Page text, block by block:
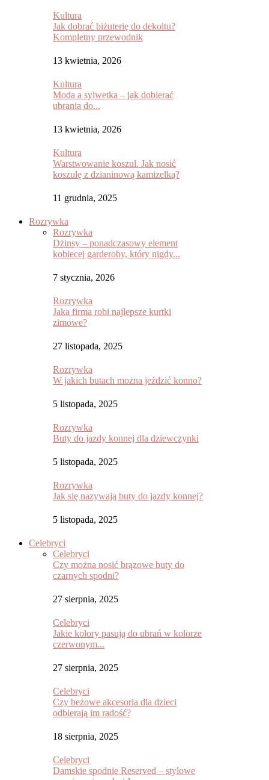
Kultura
Jak dobrać biżuterię do dekoltu?
Kompletny przewodnik
13 kwietnia, 2026
Kultura
Moda a sylwetka – jak dobierać
ubrania do...
13 kwietnia, 2026
Kultura
Warstwowanie koszul. Jak nosić
koszulę z dzianinową kamizelką?
11 grudnia, 2025
Rozrywka
Rozrywka
Dżinsy – ponadczasowy element
kobiecej garderoby, który nigdy...
7 stycznia, 2026
Rozrywka
Jaka firma robi najlepsze kurtki
zimowe?
27 listopada, 2025
Rozrywka
W jakich butach można jeździć konno?
5 listopada, 2025
Rozrywka
Buty do jazdy konnej dla dziewczynki
5 listopada, 2025
Rozrywka
Jak się nazywają buty do jazdy konnej?
5 listopada, 2025
Celebryci
Celebryci
Czy można nosić brązowe buty do
czarnych spodni?
27 sierpnia, 2025
Celebryci
Jakie kolory pasują do ubrań w kolorze
czerwonym...
27 sierpnia, 2025
Celebryci
Czy beżowe akcesoria dla dzieci
odbierają im radość?
18 sierpnia, 2025
Celebryci
Damskie spodnie Reserved – stylowe